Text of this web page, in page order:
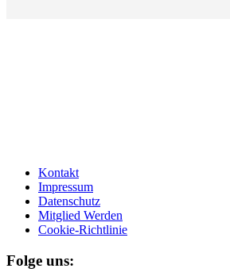
Kontakt
Impressum
Datenschutz
Mitglied Werden
Cookie-Richtlinie
Folge uns: